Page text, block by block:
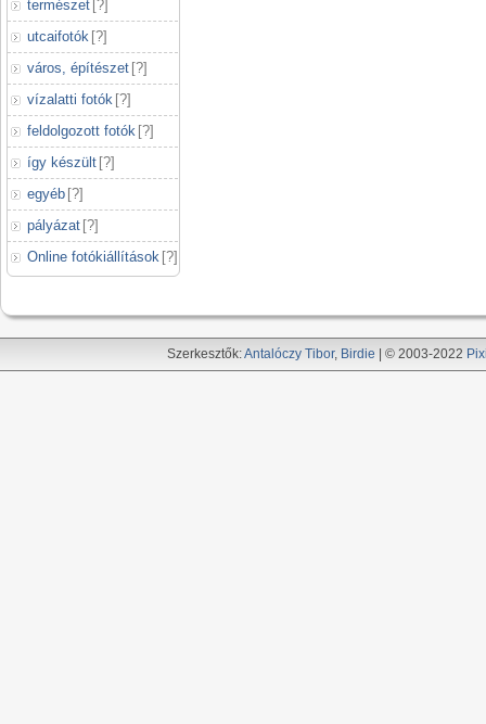
természet [?]
utcaifotók [?]
város, építészet [?]
vízalatti fotók [?]
feldolgozott fotók [?]
így készült [?]
egyéb [?]
pályázat [?]
Online fotókiállítások [?]
Szerkesztők:Antalóczy Tibor, Birdie | © 2003-2022